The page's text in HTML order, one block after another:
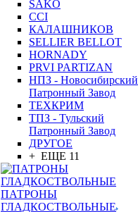
SAKO
CCI
КАЛАШНИКОВ
SELLIER BELLOT
HORNADY
PRVI PARTIZAN
НПЗ - Новосибирский
Патронный Завод
ТЕХКРИМ
ТПЗ - Тульский
Патронный Завод
ДРУГОЕ
+ ЕЩЕ 11
ПАТРОНЫ
ГЛАДКОСТВОЛЬНЫЕ